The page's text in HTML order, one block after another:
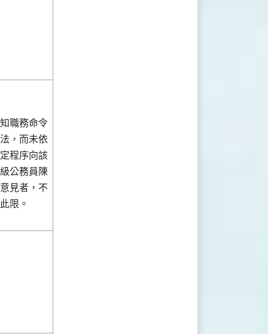
職務命令
，而未依
程序向該
公務員陳
見者，不
限。